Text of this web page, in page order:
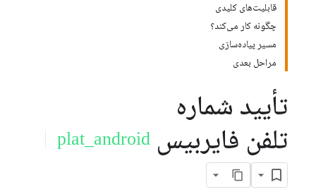
قابلیت‌های کلیدی
چگونه کار می‌کند؟
مسیر پیاده‌سازی
مراحل بعدی
تأیید شماره
تلفن فایربیس plat_android